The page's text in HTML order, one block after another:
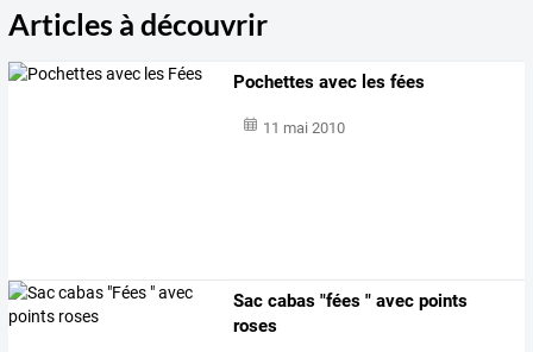
Articles à découvrir
Pochettes avec les fées
11 mai 2010
Sac cabas "fées " avec points
roses